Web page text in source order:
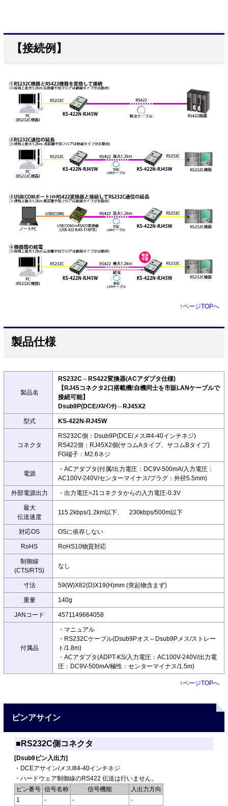
【接続例】
↑ページTOPへ
製品仕様
製品名
RS232C⇔RS422変換器(ACアダプタ仕様)
【RJ45コネクタ2口搭載機!自機同士を市販LANケーブルで
接続可能】
Dsub9P(DCE/ﾒｽ/ｲﾝﾁ)⇔RJ45X2
型式 KS-422N-RJ45W
コネクタ
RS232C側：Dsub9P(DCE/メス/#4-40インチネジ)
RS422側：RJ45X2個(サコムAタイプ、サコムBタイプ)
FG端子：M2.6ネジ
電源
・ACアダプタ(付属/出力電圧：DC9V-500mA/入力電圧：
AC100V-240V/センターマイナス/プラグ：外径5.5mm)
外部電源出力 ・出力電圧=J1コネクタからの入力電圧-0.3V
最大
伝送速度
115.2kbps/1.2km以下、 230kbps/500m以下
対応OS OSに依存しない
RoHS RoHS10物質対応
制御線
(CTS/RTS)
なし
寸法 59(W)X82(D)X19(H)mm (突起物含まず)
重量 140g
JANコード 4571149664058
付属品
・マニュアル
・RS232Cケーブル(Dsub9Pオス⇔Dsub9Pメス/ストレー
ト/1.8m)
・ACアダプタ(ADPT-KS/入力電圧：AC100V-240V/出力電
圧：DC9V-500mA/極性：センターマイナス/1.5m)
↑ページTOPへ
ピンアサイン
■RS232C側コネクタ
[Dsub9ピン入出力]
・DCEアサイン/メス/#4-40インチネジ
・ハードウェア制御線のRS422 伝送は行いません。
ピン番号 信号名称 信号機能
入出力方向
1
- -
-